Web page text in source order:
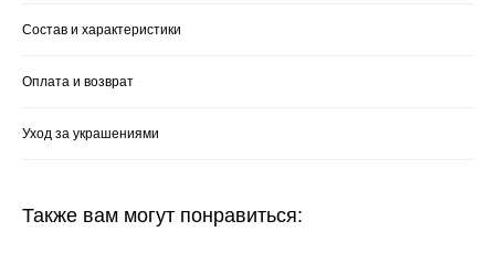
Состав и характеристики
Оплата и возврат
Уход за украшениями
Также вам могут понравиться: